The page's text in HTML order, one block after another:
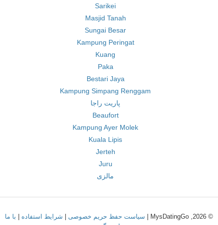
Sarikei
Masjid Tanah
Sungai Besar
Kampung Peringat
Kuang
Paka
Bestari Jaya
Kampung Simpang Renggam
پاریت راجا
Beaufort
Kampung Ayer Molek
Kuala Lipis
Jerteh
Juru
مالزی
© 2026, MysDatingGo | سیاست حفظ حریم خصوصی شرایط استفاده
با ما